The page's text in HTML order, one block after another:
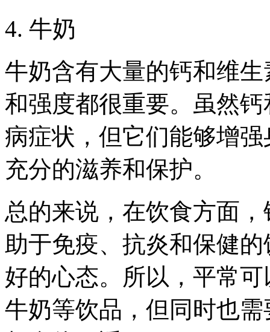
4. 牛奶
牛奶含有大量的钙和维
和强度都很重要。虽然
病症状，但它们能够增
充分的滋养和保护。
总的来说，在饮食方面
助于免疫、抗炎和保健
好的心态。所以，平常
牛奶等饮品，但同时也